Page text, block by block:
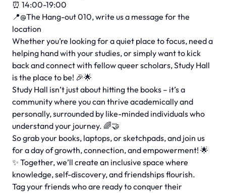
⏰ 14:00-19:00
📍@The Hang-out 010, write us a message for the
location
Whether you’re looking for a quiet place to focus, need a
helping hand with your studies, or simply want to kick
back and connect with fellow queer scholars, Study Hall
is the place to be! 🎉🌟
Study Hall isn’t just about hitting the books – it’s a
community where you can thrive academically and
personally, surrounded by like-minded individuals who
understand your journey. 🌈🤝
So grab your books, laptops, or sketchpads, and join us
for a day of growth, connection, and empowerment! 🌟
✨ Together, we’ll create an inclusive space where
knowledge, self-discovery, and friendships flourish.
Tag your friends who are ready to conquer their